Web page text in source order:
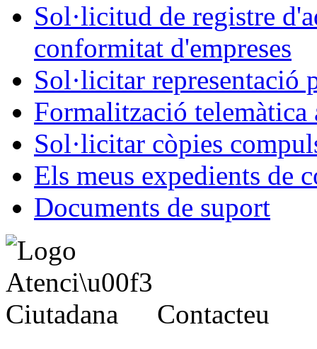
Sol·licitud de registre
conformitat d'empreses
Sol·licitar representació
Formalització telemàtica
Sol·licitar còpies
Els meus expedients de
Documents de suport
Contacteu